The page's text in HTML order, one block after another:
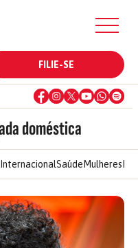
FILIE-SE
doméstica
InternacionalSaúde Mulheres